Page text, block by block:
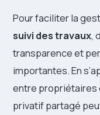
Pour faciliter la
suivi des travaux,
transparence et
importantes. En
entre propriétaires
privatif partagé